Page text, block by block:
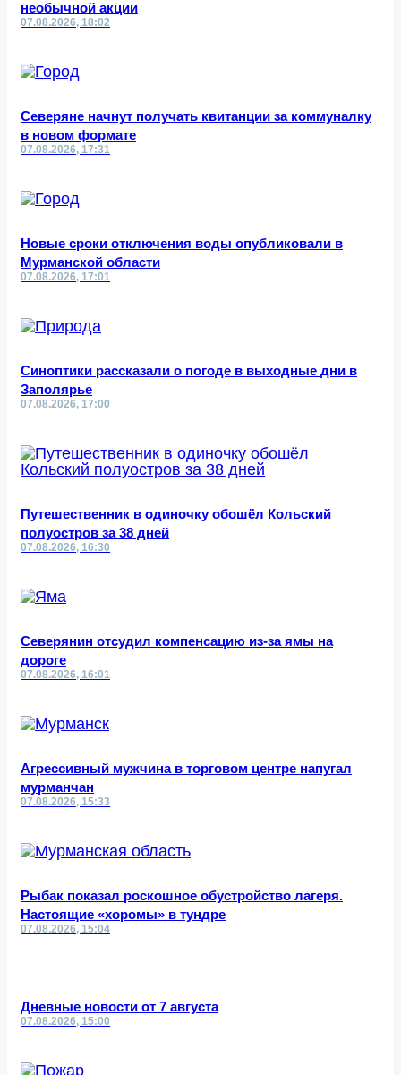
необычной акции
07.08.2026, 18:02
Северяне начнут получать квитанции за коммуналку
в новом формате
07.08.2026, 17:31
Новые сроки отключения воды опубликовали в
Мурманской области
07.08.2026, 17:01
Синоптики рассказали о погоде в выходные дни в
Заполярье
07.08.2026, 17:00
Путешественник в одиночку обошёл Кольский
полуостров за 38 дней
07.08.2026, 16:30
Северянин отсудил компенсацию из-за ямы на
дороге
07.08.2026, 16:01
Агрессивный мужчина в торговом центре напугал
мурманчан
07.08.2026, 15:33
Рыбак показал роскошное обустройство лагеря.
Настоящие «хоромы» в тундре
07.08.2026, 15:04
Дневные новости от 7 августа
07.08.2026, 15:00